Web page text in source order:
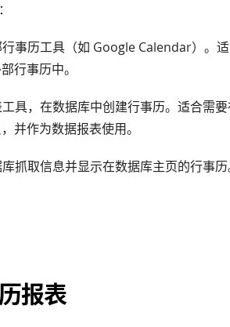
事历工具（如 Google Calendar）。适
行事历中。
具，在数据库中创建行事历。适合需
并作为数据报表使用。
抓取信息并显示在数据库主页的行事
报表